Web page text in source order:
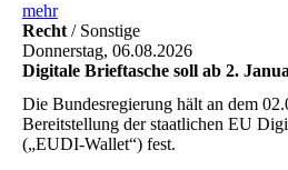
mehr
Recht/ Sonstige
Donnerstag, 06.08.2026
Digitale Brieftasche soll ab 2.
Die Bundesregierung hält an dem
Bereitstellung der staatlichen EU
(„EUDI-Wallet“) fest.